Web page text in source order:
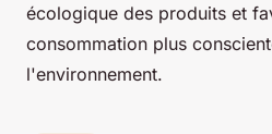
écologique des produits et
consommation plus
l'environnement.